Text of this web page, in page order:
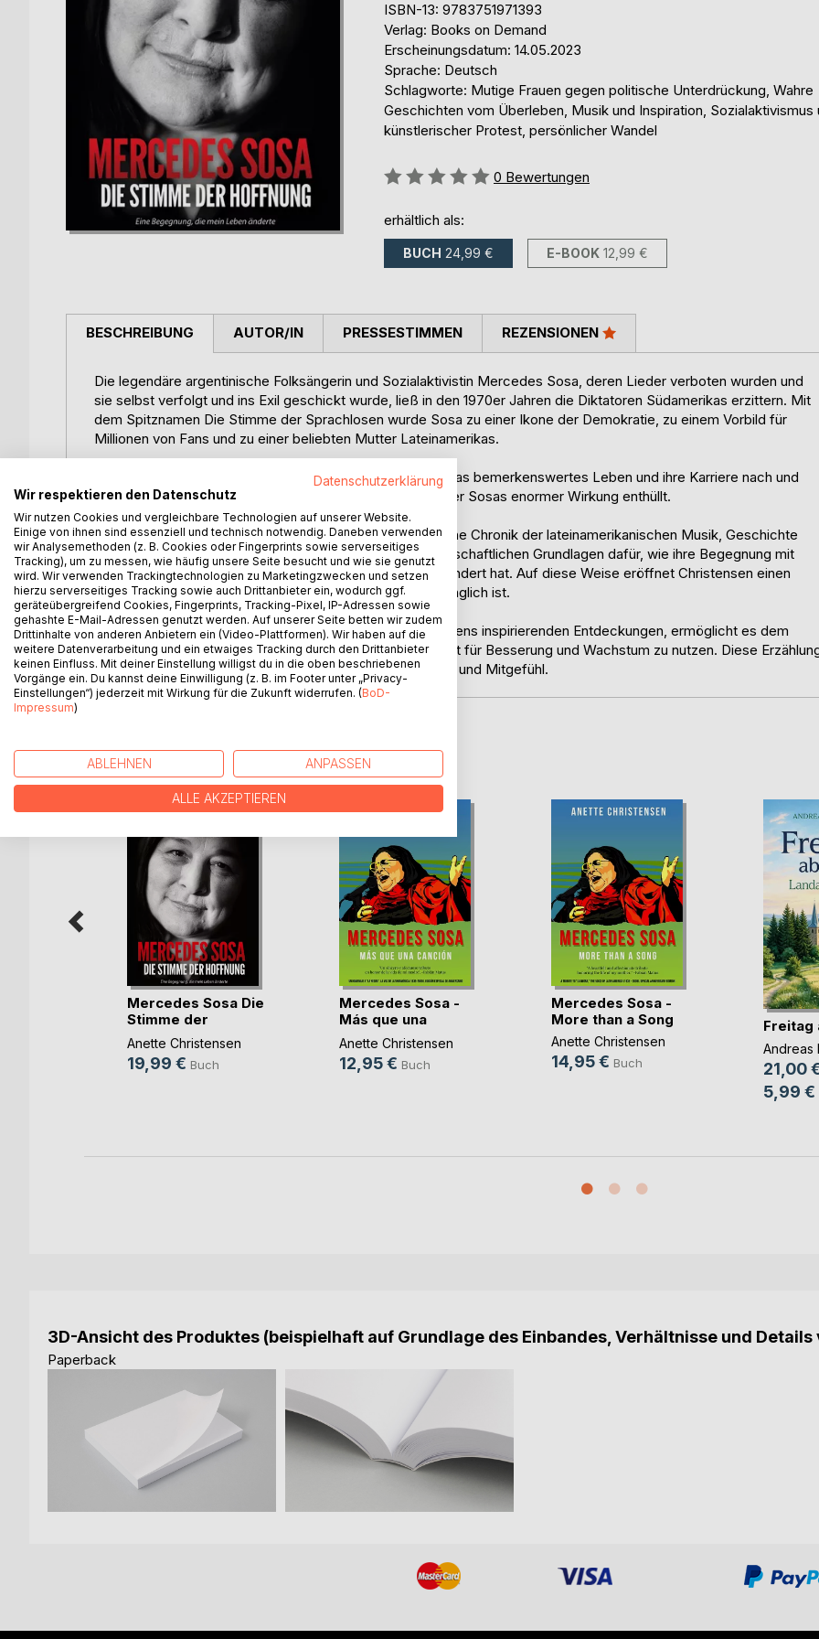
ISBN-13: 9783751971393
Verlag: Books on Demand
Erscheinungsdatum: 14.05.2023
Sprache: Deutsch
Schlagworte: Mutige Frauen gegen politische Unterdrückung, Wahre
Geschichten vom Überleben, Musik und Inspiration, Sozialaktivismus
künstlerischer Protest, persönlicher Wandel
Bewertung::
0 Bewertungen
erhältlich als:
BUCH 24,99 € E-BOOK 12,99 €
BESCHREIBUNG
Die legendäre argentinische Folksängerin und Sozialaktivistin Mercedes Sosa, deren Lieder verboten wurden und
sie selbst verfolgt und ins Exil geschickt wurde, ließ in den 1970er Jahren die Diktatoren Südamerikas erzittern. Mit
dem Spitznamen Die Stimme der Sprachlosen wurde Sosa zu einer Ikone der Demokratie, zu einem Vorbild für
Millionen von Fans und zu einer beliebten Mutter Lateinamerikas.
Mercedes Sosa - Die Stimme der Hoffnung zeichnet Sosas bemerkenswertes Leben und ihre Karriere nach und
bietet ein psychologisches Profil, das das Geheimnis hinter Sosas enormer Wirkung enthüllt.
Es ist nicht nur ein persönliches Profil der Sängerin und eine Chronik der lateinamerikanischen Musik, Geschichte
und Politik, sondern die Autorin erforscht auch die wissenschaftlichen Grundlagen dafür, wie ihre Begegnung mit
Mercedes Sosa und Sosas Musik ihr eigenes Leben verändert hat. Auf diese Weise eröffnet Christensen einen
Weg zur persönlichen Transformation, der für jeden zugänglich ist.
Sosas außergewöhnliches Beispiel, gepaart mit Christensens inspirierenden Entdeckungen, ermöglicht es dem
Leser, die Herausforderungen des Lebens als Sprungbrett für Besserung und Wachstum zu nutzen. Diese
ruft das Beste in uns allen hervor - Authentizität, Empathie und Mitgefühl.
AUTOR/IN PRESSESTIMMEN REZENSIONEN
WEITERE TITEL BEIBoD
Mercedes Sosa Die
Stimme der
Hoffnung
Anette Christensen
19,99 € Buch
Mercedes Sosa -
Más que una
Canción
Anette Christensen
12,95 € Buch
Mercedes Sosa -
More than a Song
Anette Christensen
14,95 € Buch
Freitag
Andreas
21,00
5,99 €
3D-Ansicht des Produktes (beispielhaft auf Grundlage des Einbandes, Verhältnisse und
Paperback
Datenschutzerklärung
Wir respektieren den Datenschutz
Wir nutzen Cookies und vergleichbare Technologien auf unserer Website.
Einige von ihnen sind essenziell und technisch notwendig. Daneben verwenden
wir Analysemethoden (z. B. Cookies oder Fingerprints sowie serverseitiges
Tracking), um zu messen, wie häufig unsere Seite besucht und wie sie genutzt
wird. Wir verwenden Trackingtechnologien zu Marketingzwecken und setzen
hierzu serverseitiges Tracking sowie auch Drittanbieter ein, wodurch ggf.
geräteübergreifend Cookies, Fingerprints, Tracking-Pixel, IP-Adressen sowie
gehashte E-Mail-Adressen genutzt werden. Auf unserer Seite betten wir zudem
Drittinhalte von anderen Anbietern ein (Video-Plattformen). Wir haben auf die
weitere Datenverarbeitung und ein etwaiges Tracking durch den Drittanbieter
keinen Einfluss. Mit deiner Einstellung willigst du in die oben beschriebenen
Vorgänge ein. Du kannst deine Einwilligung (z. B. im Footer unter „Privacy-
Einstellungen“) jederzeit mit Wirkung für die Zukunft widerrufen. (BoD-
Impressum)
ABLEHNEN ANPASSEN
ALLE AKZEPTIEREN